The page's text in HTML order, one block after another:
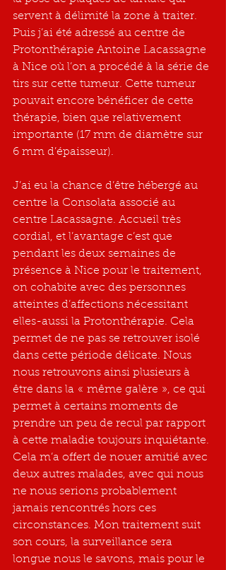
servent à délimité la zone à traiter.
Puis j’ai été adressé au centre de
Protonthérapie Antoine Lacassagne
à Nice où l’on a procédé à la série de
tirs sur cette tumeur. Cette tumeur
pouvait encore bénéficer de cette
thérapie, bien que relativement
importante (17 mm de diamètre sur
6 mm d’épaisseur).
J’ai eu la chance d’être hébergé au
centre la Consolata associé au
centre Lacassagne. Accueil très
cordial, et l’avantage c’est que
pendant les deux semaines de
présence à Nice pour le traitement,
on cohabite avec des personnes
atteintes d’affections nécessitant
elles-aussi la Protonthérapie. Cela
permet de ne pas se retrouver isolé
dans cette période délicate. Nous
nous retrouvons ainsi plusieurs à
être dans la « même galère », ce qui
permet à certains moments de
prendre un peu de recul par rapport
à cette maladie toujours inquiétante.
Cela m’a offert de nouer amitié avec
deux autres malades, avec qui nous
ne nous serions probablement
jamais rencontrés hors ces
circonstances. Mon traitement suit
son cours, la surveillance sera
longue nous le savons, mais pour le